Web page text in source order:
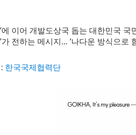
에 이어 개발도상국 돕는 대한민국
가 전하는 메시지… ‘나다운 방식으로
한국국제협력단